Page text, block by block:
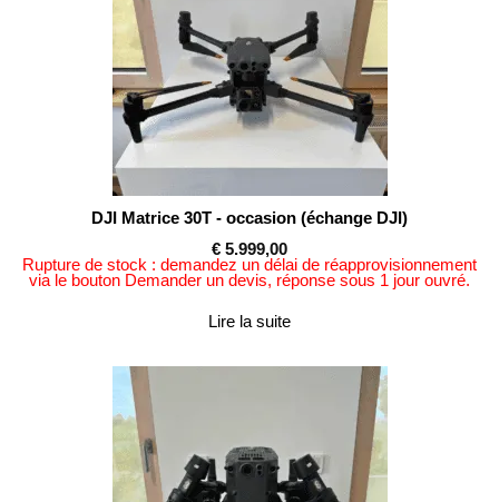
DJI Matrice 30T - occasion (échange DJI)
€ 5.999,00
Rupture de stock : demandez un délai de réapprovisionnement
via le bouton Demander un devis, réponse sous 1 jour ouvré.
Lire la suite